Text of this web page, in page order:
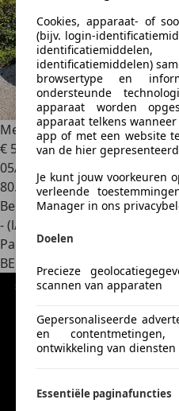
Mercedes-Benz A 150A 150
€ 5.900
05/2009
80.000 km
Benzine
- (l/100 km)
Particulier
BE 9000
Gand
Cookies, apparaat- of
(bijv. login-
identificatiemiddelen)
browsertype en
ondersteunde
apparaat worden
apparaat telkens
app of met een website
van de hier
Je kunt jouw voorkeuren
verleende
Manager in ons
Doelen
Precieze
scannen van apparaten
Gepersonaliseerde
en contentmetingen,
ontwikkeling van diensten
Essentiële paginafuncties